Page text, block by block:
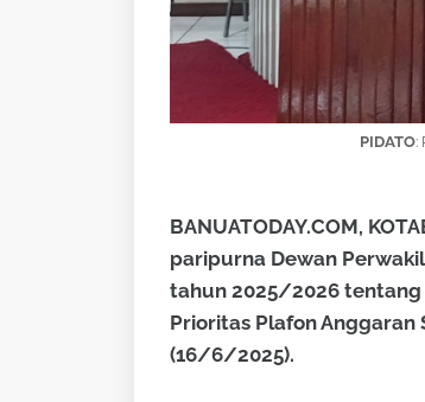
PIDATO:
BANUATODAY.COM,
paripurna Dewan
tahun 2025/2026 tentang
Prioritas Plafon Anggaran
(16/6/2025).